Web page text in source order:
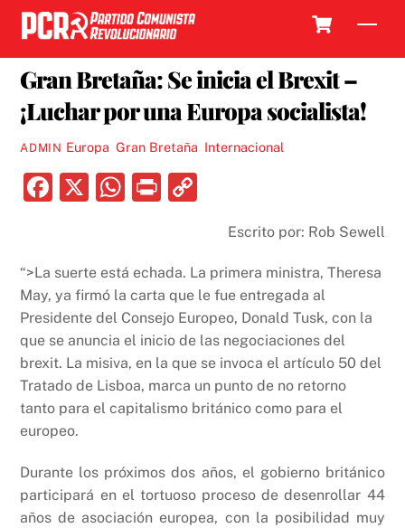
Skip
content
Gran Bretaña: Se inicia el Brexit –
¡Luchar por una Europa socialista!
ADMIN Europa Gran Bretaña Internacional
F
e
b
o
o
k
X
W
s
A
p
p
P
y
Li
n
k
Escrito por: Rob Sewell
“>La suerte está echada. La primera ministra, Theresa
May, ya firmó la carta que le fue entregada al
Presidente del Consejo Europeo, Donald Tusk, con la
que se anuncia el inicio de las negociaciones del
brexit. La misiva, en la que se invoca el artículo 50 del
Tratado de Lisboa, marca un punto de no retorno
tanto para el capitalismo británico como para el
europeo.
Durante los próximos dos años, el gobierno británico
participará en el tortuoso proceso de desenrollar 44
años de asociación europea, con la posibilidad muy